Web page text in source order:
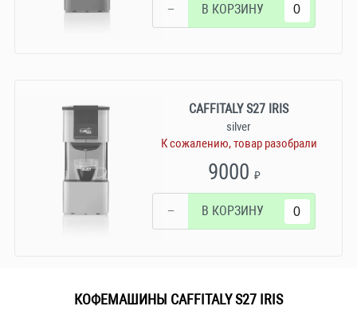
− В КОРЗИНУ
CAFFITALY S27 IRIS
silver
К сожалению, товар разобрали
9000 ₽
− В КОРЗИНУ
КОФЕМАШИНЫ CAFFITALY S27 IRIS